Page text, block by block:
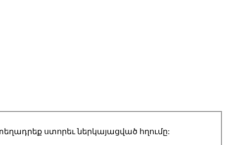
ստորեւ ներկայացված հղումը: